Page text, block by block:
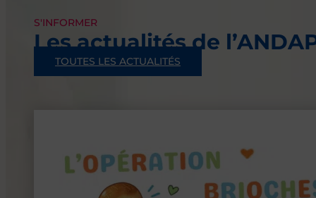
S'INFORMER
Les actualités de
TOUTES LES ACTUALITÉS